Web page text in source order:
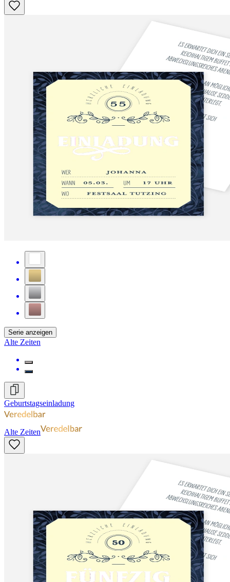
Serie anzeigen
Alte Zeiten
Geburtstagseinladung
Alte Zeiten